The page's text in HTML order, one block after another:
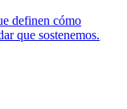
definen cómo
que sostenemos.